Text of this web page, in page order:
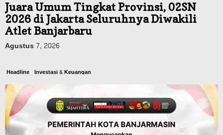
Juara Umum Tingkat Provinsi, 02SN
2026 di Jakarta Seluruhnya Diwakili
Atlet Banjarbaru
Agustus 7, 2026
Headline Investasi & Keuangan
KUA-PPAS 2027 Banjarbaru Defisit 170
Miliar, Pendapatan 1,2 Triliun Belanja
1,37 Triliun, Tutup Kekurangan dari
SiLPA